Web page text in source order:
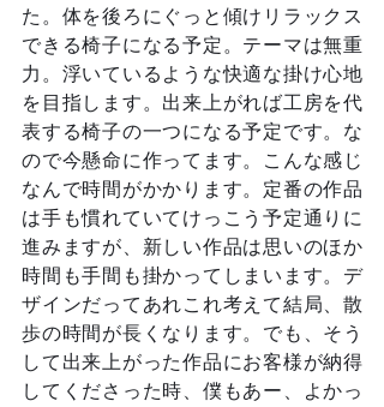
た。体を後ろにぐっと傾けリラックス
できる椅子になる予定。テーマは無重
力。浮いているような快適な掛け心地
を目指します。出来上がれば工房を代
表する椅子の一つになる予定です。な
ので今懸命に作ってます。こんな感じ
なんで時間がかかります。定番の作品
は手も慣れていてけっこう予定通りに
進みますが、新しい作品は思いのほか
時間も手間も掛かってしまいます。デ
ザインだってあれこれ考えて結局、散
歩の時間が長くなります。でも、そう
して出来上がった作品にお客様が納得
してくださった時、僕もあー、よかっ